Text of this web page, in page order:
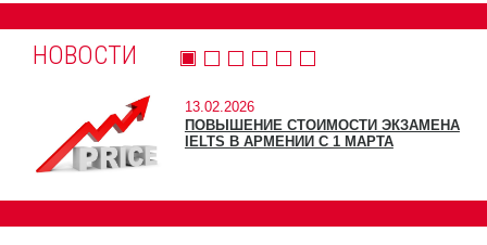
НОВОСТИ
13.02.2026
ПОВЫШЕНИЕ СТОИМОСТИ ЭКЗАМЕНА
IELTS В АРМЕНИИ С 1 МАРТА